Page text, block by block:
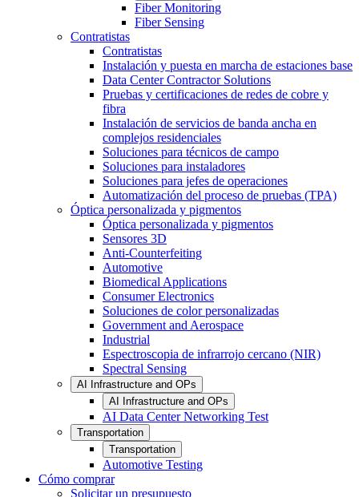
Fiber Monitoring
Fiber Sensing
Contratistas
Contratistas
Instalación y puesta en marcha de estaciones base
Data Center Contractor Solutions
Pruebas y certificaciones de redes de cobre y
fibra
Instalación de servicios de banda ancha en
complejos residenciales
Soluciones para técnicos de campo
Soluciones para instaladores
Soluciones para jefes de operaciones
Automatización del proceso de pruebas (TPA)
Óptica personalizada y pigmentos
Óptica personalizada y pigmentos
Sensores 3D
Anti-Counterfeiting
Automotive
Biomedical Applications
Consumer Electronics
Soluciones de color personalizadas
Government and Aerospace
Industrial
Espectroscopia de infrarrojo cercano (NIR)
Spectral Sensing
AI Infrastructure and OPs
AI Infrastructure and OPs
AI Data Center Networking Test
Transportation
Transportation
Automotive Testing
Cómo comprar
Solicitar un presupuesto